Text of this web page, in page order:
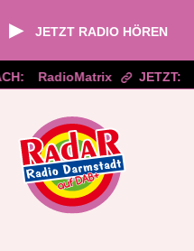
▶ JETZT RADIO HÖREN
RadioMatrix JETZT:
springen